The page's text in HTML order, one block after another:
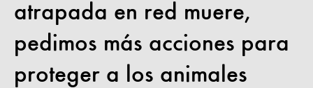
atrapada en red muere,
pedimos más acciones para
proteger a los animales